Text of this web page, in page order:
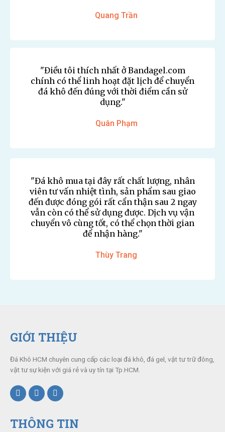
Quang Trần
"Điều tôi thích nhất ở Bandagel.com
chính có thể linh hoạt đặt lịch để chuyển
đá khô đến đúng với thời điểm cần sử
dụng."
Quân Phạm
"Đá khô mua tại đây rất chất lượng, nhân
viên tư vấn nhiệt tình, sản phẩm sau giao
đến được đóng gói rất cẩn thận sau 2 ngay
vẫn còn có thể sử dụng được. Dịch vụ vận
chuyển vô cùng tốt, có thể chọn thời gian
để nhận hàng."
Thùy Trang
GIỚI THIỆU
Đá Khô HCM chuyên cung cấp các loại đá khô, đá gel, vật tư trữ đông,
vật tư sự kiện với giá rẻ và uy tín tại Tp.HCM.
THÔNG TIN